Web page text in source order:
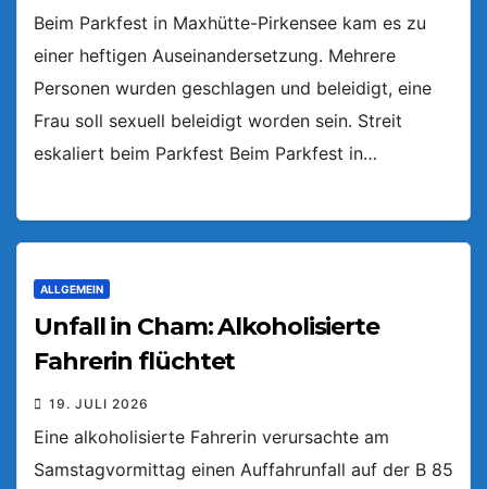
Beim Parkfest in Maxhütte-Pirkensee kam es zu
einer heftigen Auseinandersetzung. Mehrere
Personen wurden geschlagen und beleidigt, eine
Frau soll sexuell beleidigt worden sein. Streit
eskaliert beim Parkfest Beim Parkfest in…
ALLGEMEIN
Unfall in Cham: Alkoholisierte
Fahrerin flüchtet
19. JULI 2026
Eine alkoholisierte Fahrerin verursachte am
Samstagvormittag einen Auffahrunfall auf der B 85